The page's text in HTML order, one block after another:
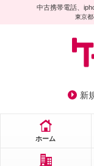
中古携帯電話、
東京
新
ホーム